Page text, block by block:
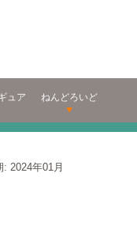
ュア ねんどろいど
2024年01月